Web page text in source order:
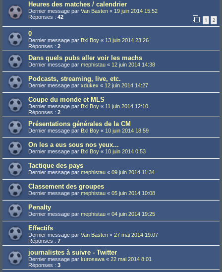
Heures des matches / calendrier
Dernier message par Van Basten « 19 juin 2014 15:52
Réponses : 42 1 2
0
Dernier message par Bxl Boy « 13 juin 2014 23:26
Réponses : 2
Dans quels pubs aller voir les machs
Dernier message par mephistau « 12 juin 2014 14:38
Podcasts, streaming, live, etc.
Dernier message par xdukex « 12 juin 2014 14:27
Coupe du monde et MLS
Dernier message par Bxl Boy « 11 juin 2014 12:10
Réponses : 2
Présentations générales de la CM
Dernier message par Bxl Boy « 10 juin 2014 18:59
On les a eus sous nos yeux...
Dernier message par Bxl Boy « 10 juin 2014 0:53
Tactique des pays
Dernier message par mephistau « 09 juin 2014 11:34
Classement des groupes
Dernier message par mephistau « 05 juin 2014 10:08
Penalty
Dernier message par mephistau « 04 juin 2014 19:25
Effectifs
Dernier message par Van Basten « 27 mai 2014 19:07
Réponses : 7
journalistes à suivre - Twitter
Dernier message par kurosawa « 22 mai 2014 8:01
Réponses : 3